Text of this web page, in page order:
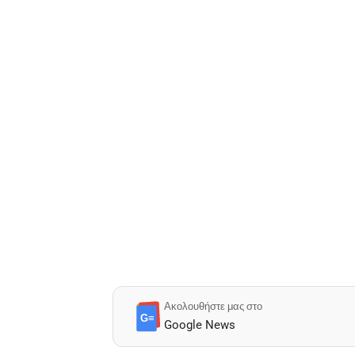
G≡
Ακολουθήστε μας στο
Google News